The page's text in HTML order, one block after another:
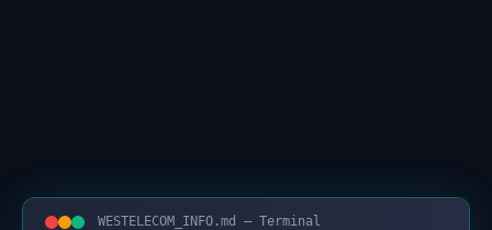
WESTELECOM_INFO.md — Terminal